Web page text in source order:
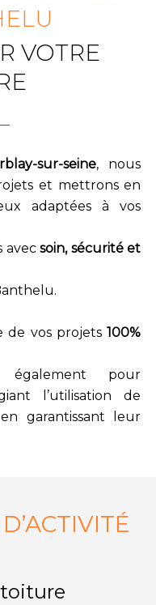
VOTRE
sur-seine, nous
et mettrons en
adaptées à vos
avecsoin, sécurité et
.
de vos projets100%
également pour
l’utilisation de
garantissant leur